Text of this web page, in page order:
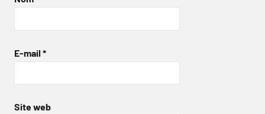
E-mail *
Site web